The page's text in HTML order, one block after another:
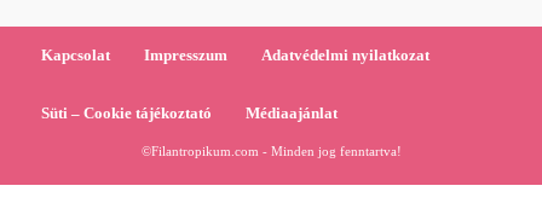
Kapcsolat Impresszum Adatvédelmi nyilatkozat
Süti – Cookie tájékoztató Médiaajánlat
©Filantropikum.com - Minden jog fenntartva!